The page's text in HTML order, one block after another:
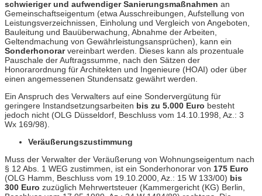
schwieriger und aufwendiger Sanierungsmaßnahmen an
Gemeinschaftseigentum (etwa Ausschreibungen, Aufstellung von
Leistungsverzeichnissen, Einholung und Vergleich von Angeboten,
Bauleitung und Bauüberwachung, Abnahme der Arbeiten,
Geltendmachung von Gewährleistungsansprüchen), kann ein
Sonderhonorarvereinbart werden. Dieses kann als prozentuale
Pauschale der Auftragssumme, nach den Sätzen der
Honorarordnung für Architekten und Ingenieure (HOAI) oder über
einen angemessenen Stundensatz gewährt werden.
Ein Anspruch des Verwalters auf eine Sondervergütung für
geringere Instandsetzungsarbeiten bis zu 5.000 Euro besteht
jedoch nicht (OLG Düsseldorf, Beschluss vom 14.10.1998, Az.: 3
Wx 169/98).
Veräußerungszustimmung
Muss der Verwalter der Veräußerung von Wohnungseigentum nach
§ 12 Abs. 1 WEG zustimmen, ist ein Sonderhonorar von 175 Euro
(OLG Hamm, Beschluss vom 19.10.2000, Az.: 15 W 133/00) bis
300 Euro zuzüglich Mehrwertsteuer (Kammergericht (KG) Berlin,